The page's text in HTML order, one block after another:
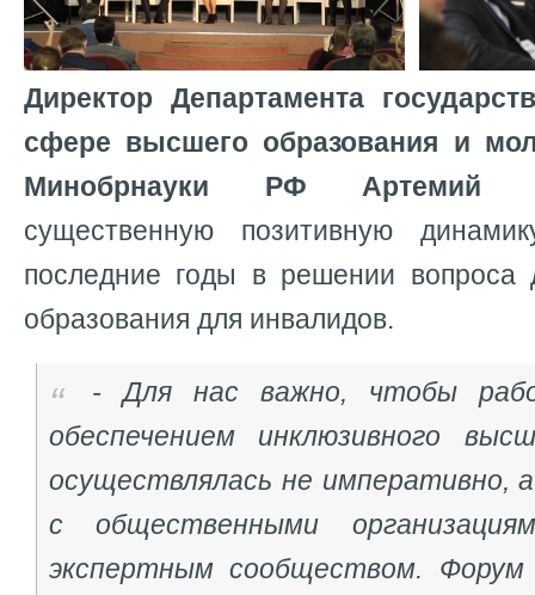
Директор Департамента
сфере высшего образования и
Минобрнауки РФ Артемий
существенную позитивную
последние годы в решении вопроса
образования для инвалидов.
- Для нас важно, чтобы
обеспечением инклюзивного
осуществлялась не императивно,
с общественными
экспертным сообществом. Форум